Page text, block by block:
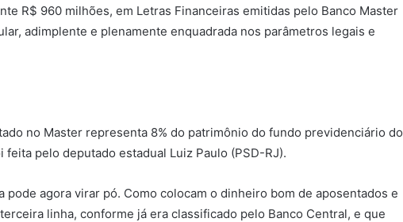
R$ 960 milhões, em Letras Financeiras emitidas pelo Banco Master
adimplente e plenamente enquadrada nos parâmetros legais e
no Master representa 8% do patrimônio do fundo previdenciário do
feita pelo deputado estadual Luiz Paulo (PSD-RJ).
pode agora virar pó. Como colocam o dinheiro bom de aposentados e
linha, conforme já era classificado pelo Banco Central, e que